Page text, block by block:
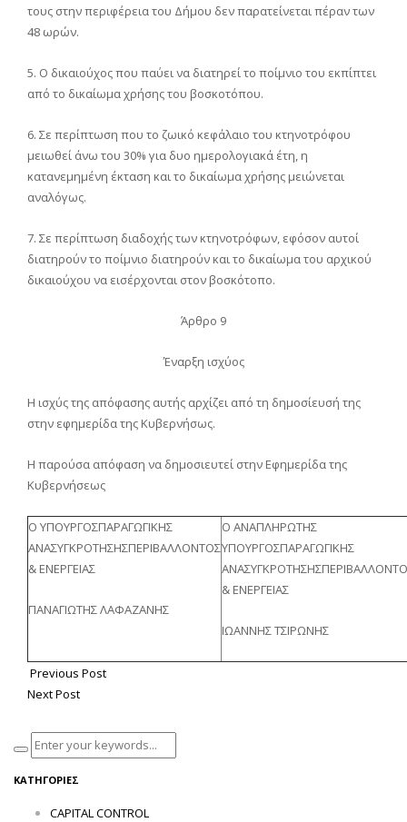
τους στην περιφέρεια του Δήμου δεν παρατείνεται πέραν των
48 ωρών.
5. Ο δικαιούχος που παύει να διατηρεί το ποίμνιο του εκπίπτει
από το δικαίωμα χρήσης του βοσκοτόπου.
6. Σε περίπτωση που το ζωικό κεφάλαιο του κτηνοτρόφου
μειωθεί άνω του 30% για δυο ημερολογιακά έτη, η
κατανεμημένη έκταση και το δικαίωμα χρήσης μειώνεται
αναλόγως.
7. Σε περίπτωση διαδοχής των κτηνοτρόφων, εφόσον αυτοί
διατηρούν το ποίμνιο διατηρούν και το δικαίωμα του αρχικού
δικαιούχου να εισέρχονται στον βοσκότοπο.
Άρθρο 9
Έναρξη ισχύος
Η ισχύς της απόφασης αυτής αρχίζει από τη δημοσίευσή της
στην εφημερίδα της Κυβερνήσως.
Η παρούσα απόφαση να δημοσιευτεί στην Εφημερίδα της
Κυβερνήσεως
Ο ΥΠΟΥΡΓΟΣΠΑΡΑΓΩΓΙΚΗΣ
ΑΝΑΣΥΓΚΡΟΤΗΣΗΣΠΕΡΙΒΑΛΛΟΝΤΟΣ
& ΕΝΕΡΓΕΙΑΣ
ΠΑΝΑΓΙΩΤΗΣ ΛΑΦΑΖΑΝΗΣ
Ο ΑΝΑΠΛΗΡΩΤΗΣ
ΥΠΟΥΡΓΟΣΠΑΡΑΓΩΓΙΚΗΣ
& ΕΝΕΡΓΕΙΑΣ
ΙΩΑΝΝΗΣ ΤΣΙΡΩΝΗΣ
Previous Post
Next Post
ΚΑΤΗΓΟΡΊΕΣ
CAPITAL CONTROL